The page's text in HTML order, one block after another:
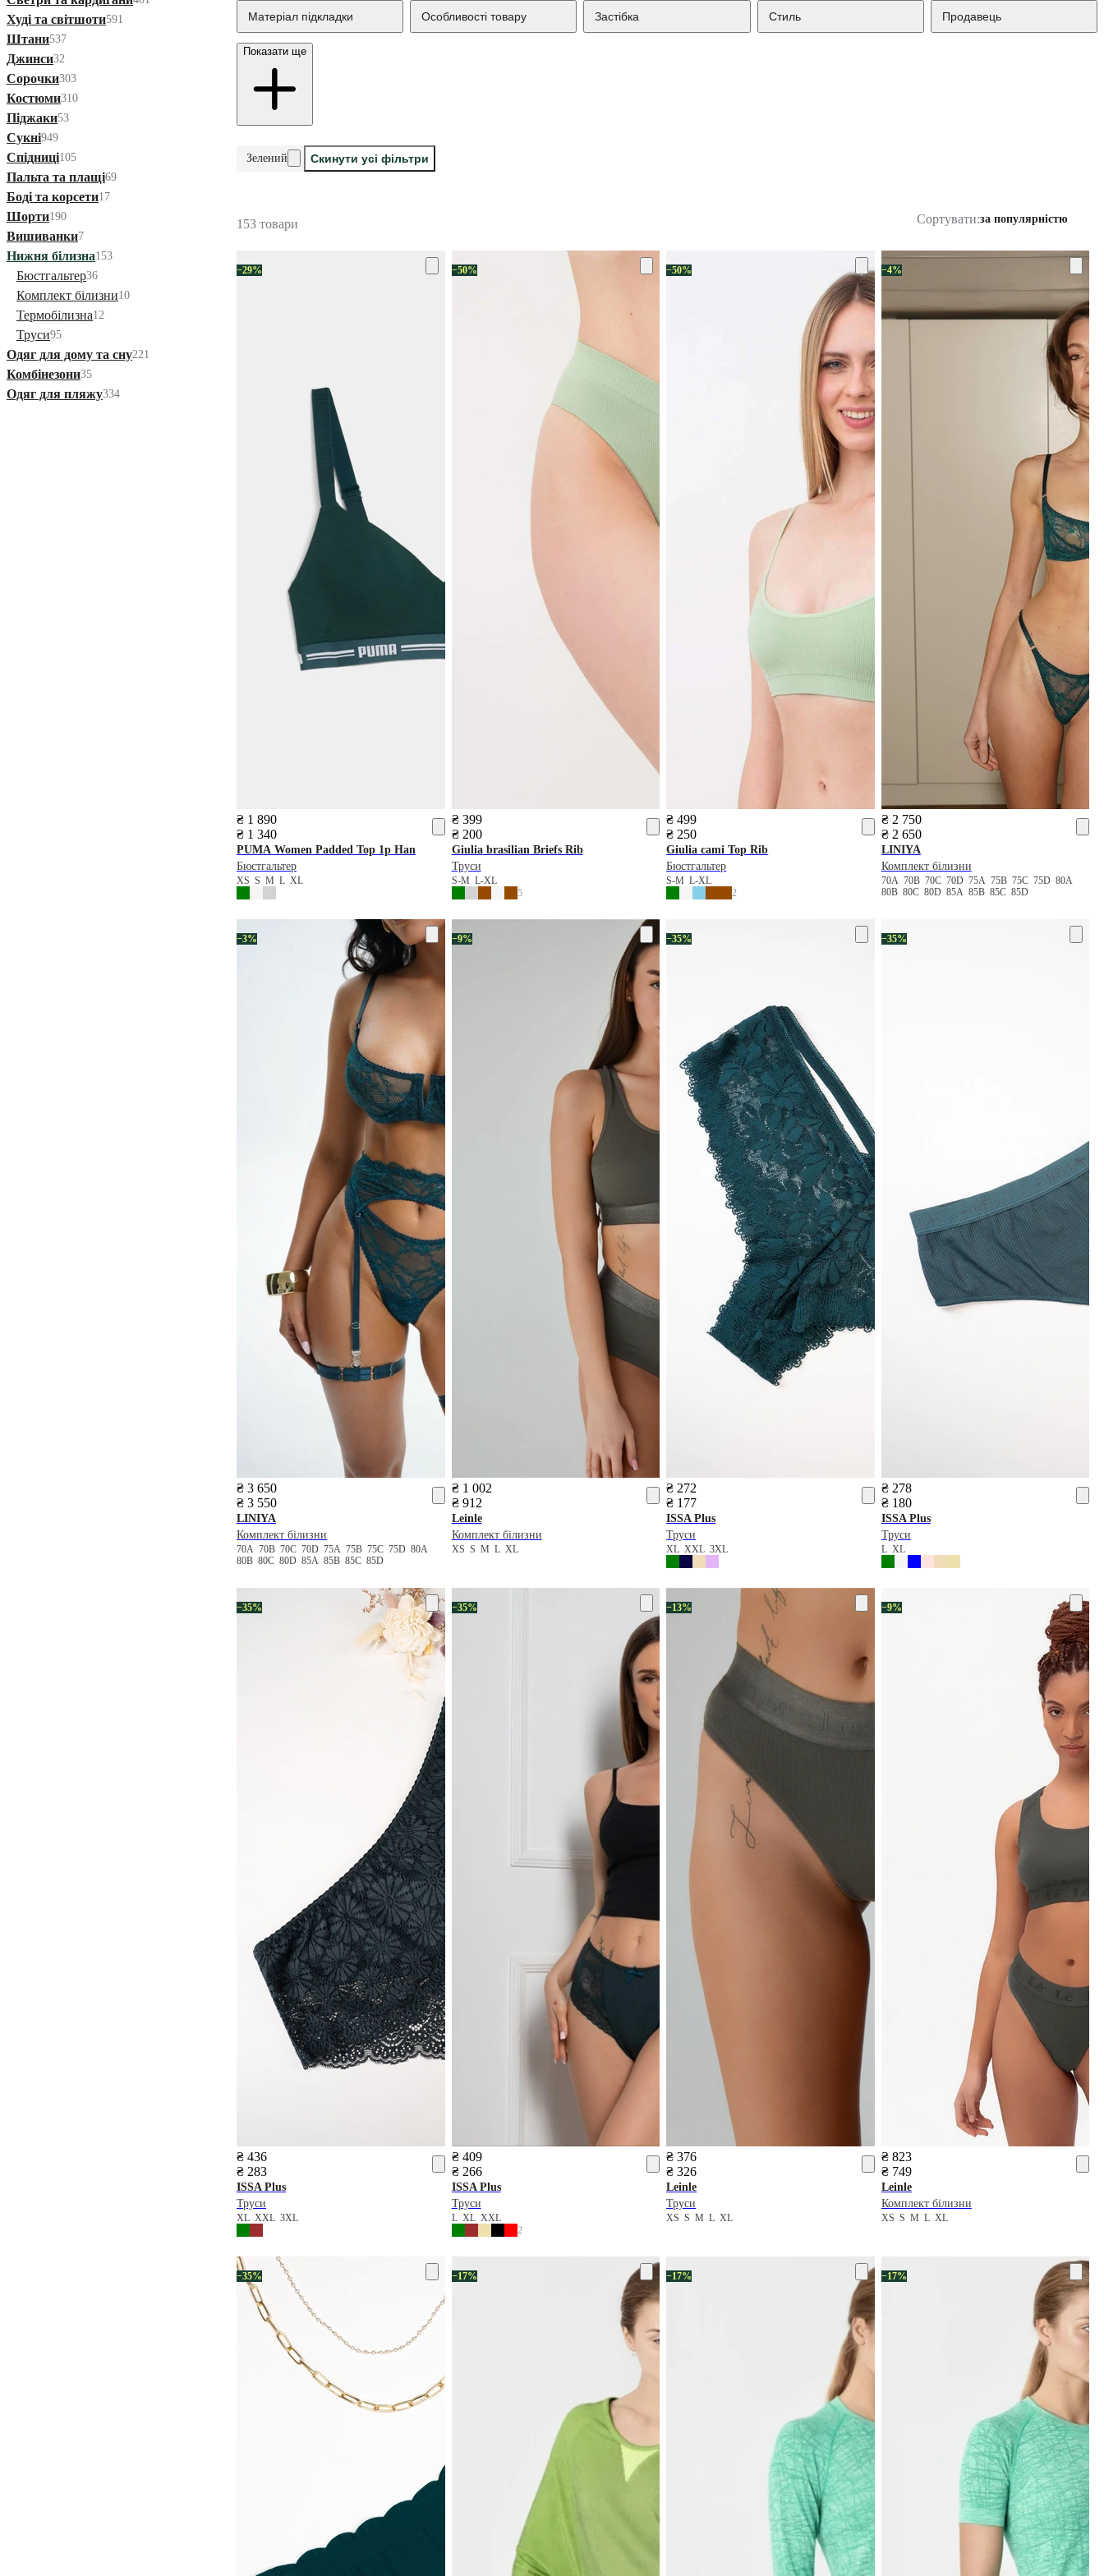
Худі та світшоти591
Штани537
Джинси32
Сорочки303
Костюми310
Піджаки53
Сукні949
Спідниці105
Пальта та плащі69
Боді та корсети17
Шорти190
Вишиванки7
Нижня білизна153
Бюстгальтер36
Комплект білизни10
Термобілизна12
Труси95
Одяг для дому та сну221
Комбінезони35
Одяг для пляжу334
Матеріал підкладки Особливості товару Застібка Стиль Продавець
Показати ще
Зелений Скинути усі фільтри
153 товари Сортувати:за популярністю
−29%
₴ 1 890
₴ 1 340
PUMA Women Padded Top 1p Han
Бюстгальтер
XS S M L XL
−50%
₴ 399
₴ 200
Giuliabrasilian Briefs Rib
Труси
S-M L-XL
5
−50%
₴ 499
₴ 250
Giulia cami Top Rib
Бюстгальтер
S-ML-XL
2
−4%
₴ 2 750
₴ 2 650
LINIYA
Комплект білизни
70A 70B 70C 70D 75A 75B 75C 75D 80A
80B 80C 80D 85A 85B 85C 85D
−3%
₴ 3 650
₴ 3 550
LINIYA
Комплект білизни
70A 70B 70C 70D 75A 75B 75C 75D 80A
80B 80C 80D 85A 85B 85C 85D
−9%
₴ 1 002
₴ 912
Leinle
Комплект білизни
XS S M L XL
−35%
₴ 272
₴ 177
ISSA Plus
Труси
XLXXL3XL
−35%
₴ 278
₴ 180
ISSA Plus
Труси
L XL
−35%
₴ 436
₴ 283
ISSA Plus
Труси
XL XXL 3XL
−35%
₴ 409
₴ 266
ISSA Plus
Труси
L XL XXL
2
−13%
₴ 376
₴ 326
Leinle
Труси
XSSMLXL
−9%
₴ 823
₴ 749
Leinle
Комплект білизни
XS S M L XL
−35% −17% −17% −17%